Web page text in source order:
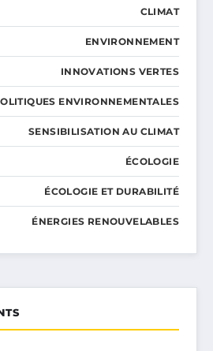
CLIMAT
ENVIRONNEMENT
INNOVATIONS VERTES
ENVIRONNEMENTALES
SENSIBILISATION AU CLIMAT
ÉCOLOGIE
ÉCOLOGIE ET DURABILITÉ
ÉNERGIES RENOUVELABLES